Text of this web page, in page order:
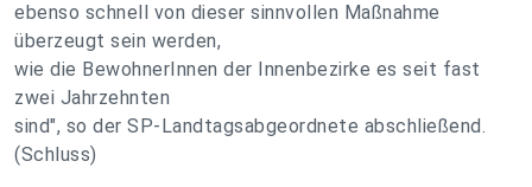
ebenso schnell von dieser sinnvollen Maßnahme
überzeugt sein werden,
wie die BewohnerInnen der Innenbezirke es seit fast
zwei Jahrzehnten
sind", so der SP-Landtagsabgeordnete abschließend.
(Schluss)